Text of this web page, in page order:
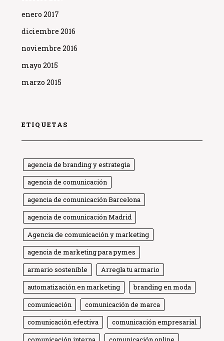
enero 2017
diciembre 2016
noviembre 2016
mayo 2015
marzo 2015
ETIQUETAS
agencia de branding y estrategia
agencia de comunicación
agencia de comunicación Barcelona
agencia de comunicación Madrid
Agencia de comunicación y marketing
agencia de marketing para pymes
armario sostenible
Arregla tu armario
automatización en marketing
branding en moda
comunicación
comunicación de marca
comunicación efectiva
comunicación empresarial